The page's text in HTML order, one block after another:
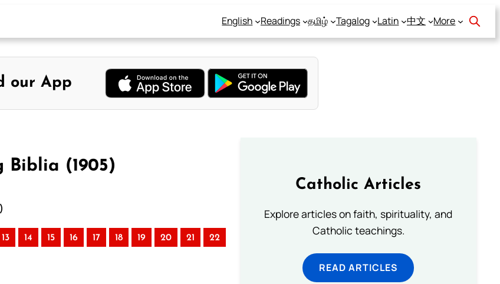
English Readings தமிழ் Tagalog Latin 中文 More
our App
Biblia (1905)
13 14 15 16 17 18 19 20 21 22
Catholic Articles
Explore articles on faith, spirituality, and
Catholic teachings.
READ ARTICLES